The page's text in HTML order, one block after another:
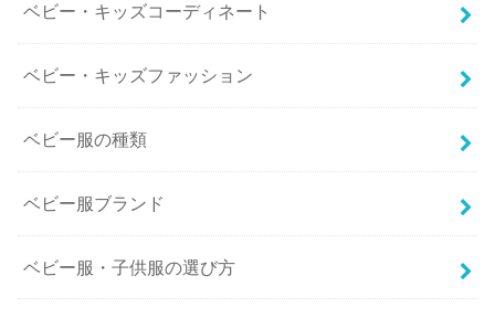
ベビー・キッズコーディネート
ベビー・キッズファッション
ベビー服の種類
ベビー服ブランド
ベビー服・子供服の選び方